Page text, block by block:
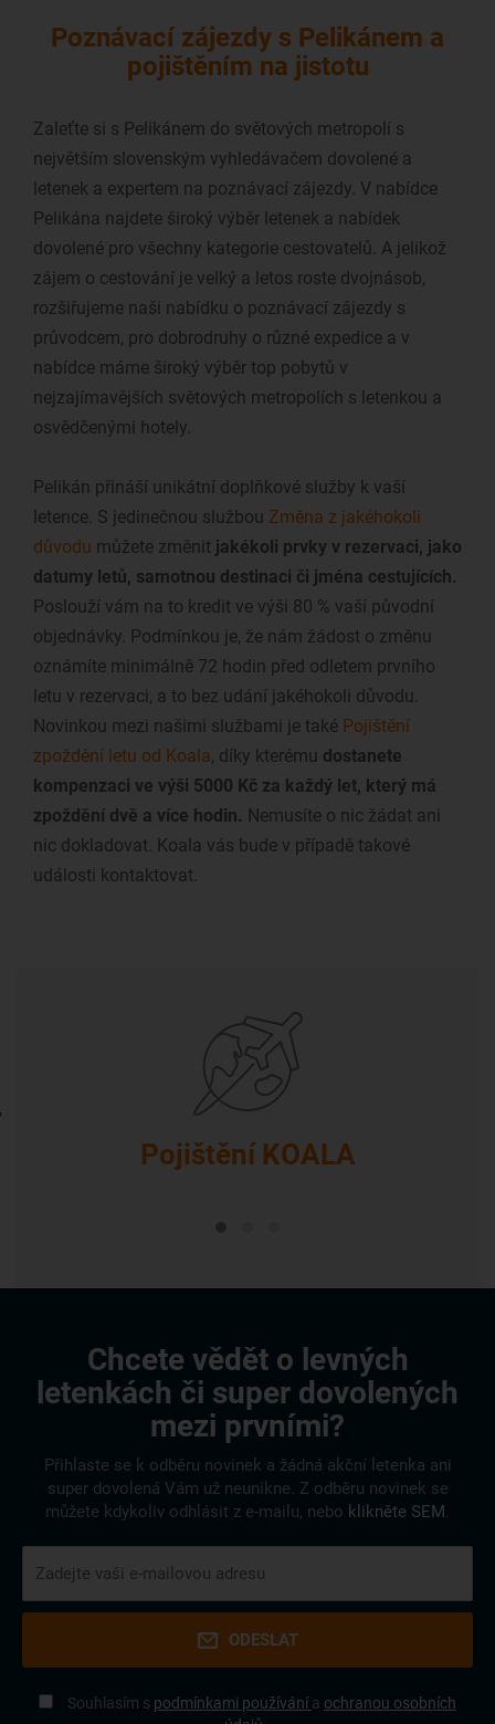
Poznávací zájezdy s Pelikánem a
pojištěním na jistotu
Zaleťte si s Pelikánem do světových metropolí s
největším slovenským vyhledávačem dovolené a
letenek a expertem na poznávací zájezdy. V nabídce
Pelikána najdete široký výběr letenek a nabídek
dovolené pro všechny kategorie cestovatelů. A jelikož
zájem o cestování je velký a letos roste dvojnásob,
rozšiřujeme naši nabídku o poznávací zájezdy s
průvodcem, pro dobrodruhy o různé expedice a v
nabídce máme široký výběr top pobytů v
nejzajímavějších světových metropolích s letenkou a
osvědčenými hotely.
Pelikán přináší unikátní doplňkové služby k vaší
letence. S jedinečnou službou Změna z jakéhokoli
důvodu můžete změnit jakékoli prvky v rezervaci, jako
datumy letů, samotnou destinaci či jména cestujících.
Poslouží vám na to kredit ve výši 80 % vaší původní
objednávky. Podmínkou je, že nám žádost o změnu
oznámíte minimálně 72 hodin před odletem prvního
letu v rezervaci, a to bez udání jakéhokoli důvodu.
Novinkou mezi našimi službami je také Pojištění
zpoždění letu od Koala, díky kterému dostanete
kompenzaci ve výši 5000 Kč za každý let, který má
zpoždění dvě a více hodin. Nemusíte o nic žádat ani
nic dokladovat. Koala vás bude v případě takové
události kontaktovat.
Pojištění KOALA
Chcete vědět o levných
letenkách či super dovolených
mezi prvními?
Přihlaste se k odběru novinek a žádná akční letenka ani
super dovolená Vám už neunikne. Z odběru novinek se
můžete kdykoliv odhlásit z e-mailu, nebo klikněte SEM.
ODESLAT
Souhlasím s podmínkami používání a ochranou osobních